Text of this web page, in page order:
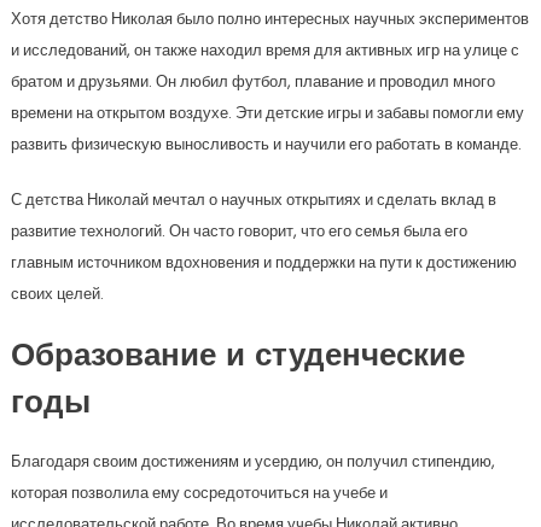
Хотя детство Николая было полно интересных научных экспериментов
и исследований, он также находил время для активных игр на улице с
братом и друзьями. Он любил футбол, плавание и проводил много
времени на открытом воздухе. Эти детские игры и забавы помогли ему
развить физическую выносливость и научили его работать в команде.
С детства Николай мечтал о научных открытиях и сделать вклад в
развитие технологий. Он часто говорит, что его семья была его
главным источником вдохновения и поддержки на пути к достижению
своих целей.
Образование и студенческие
годы
Благодаря своим достижениям и усердию, он получил стипендию,
которая позволила ему сосредоточиться на учебе и